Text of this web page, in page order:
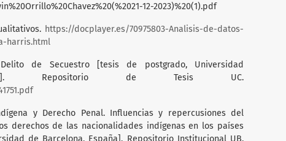
12-2023)%20(1).pdf
https://docplayer.es/70975803-Analisis-de-datos-
harris.html
de Secuestro [tesis de postgrado, Universidad
Repositorio de Tesis UC.
y Derecho Penal. Influencias y repercusiones del
derechos de las nacionalidades indígenas en los países